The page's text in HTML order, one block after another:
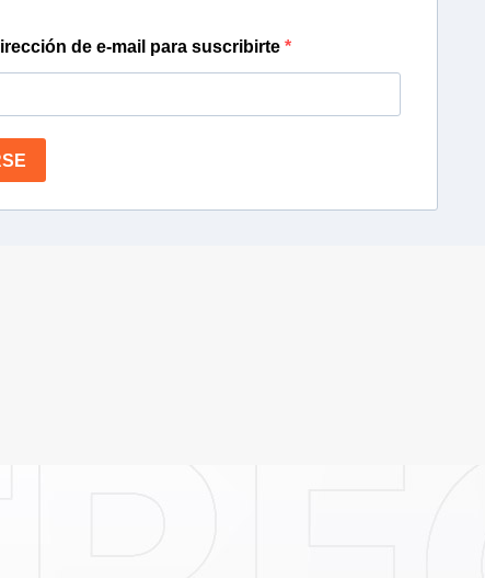
de e-mail para suscribirte